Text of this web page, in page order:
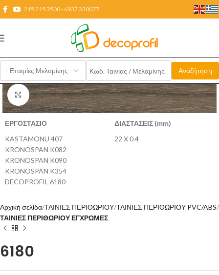
215 215 3500 - 6937 330077
Click to enlarge
ΕΡΓΟΣΤΑΣΙΟ
KASTAMONU 407
KRONOSPAN K082
KRONOSPAN K090
KRONOSPAN K354
DECOPROFIL 6180
ΔΙΑΣΤΑΣΕΙΣ (mm)
22 X 0.4
Αρχική σελίδα ΤΑΙΝΙΕΣ ΠΕΡΙΘΩΡΙΟΥ ΤΑΙΝΙΕΣ ΠΕΡΙΘΩΡΙΟΥ PVC/ABS
ΤΑΙΝΙΕΣ ΠΕΡΙΘΩΡΙΟΥ ΕΓΧΡΩΜΕΣ
6180